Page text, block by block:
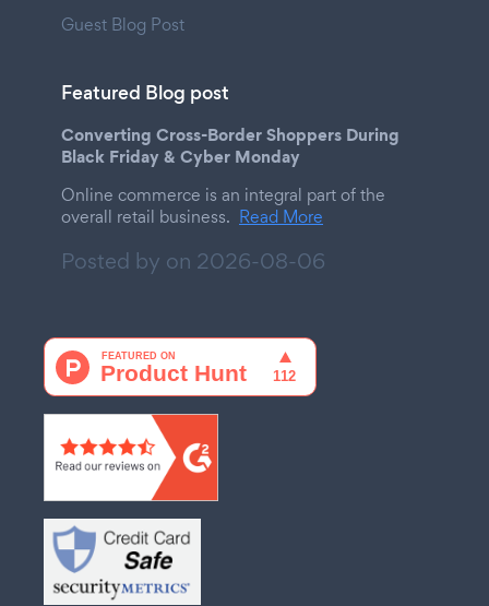
Guest Blog Post
Featured Blog post
Converting Cross-Border Shoppers During
Black Friday & Cyber Monday
Online commerce is an integral part of the
overall retail business. Read More
Posted by on 2026-08-06